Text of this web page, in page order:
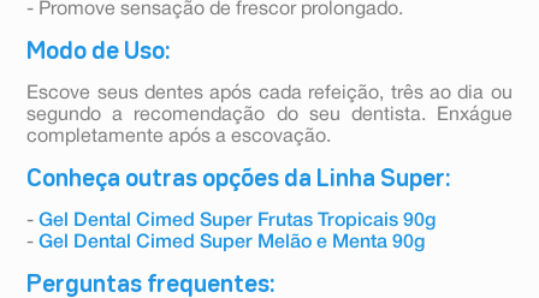
- Promove sensação de frescor prolongado.
Modo de Uso:
Escove seus dentes após cada refeição, três ao dia ou
segundo a recomendação do seu dentista. Enxágue
completamente após a escovação.
Conheça outras opções da Linha Super:
-Gel Dental Cimed Super Frutas Tropicais 90g
-Gel Dental Cimed Super Melão e Menta 90g
Perguntas frequentes: